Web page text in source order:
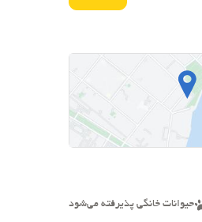
حیوانات خانگی پذیرفته می‌شود